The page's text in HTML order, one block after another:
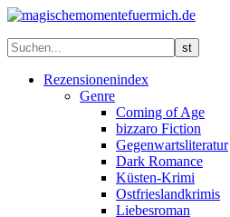
Rezensionenindex
Genre
Coming of Age
bizzaro Fiction
Gegenwartsliteratur
Dark Romance
Küsten-Krimi
Ostfrieslandkrimis
Liebesroman